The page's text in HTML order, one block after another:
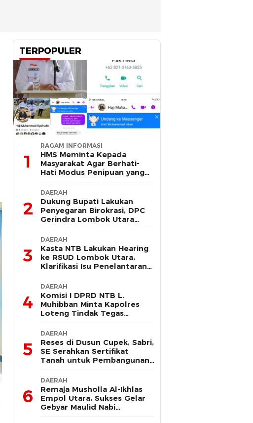
TERPOPULER
1
RAGAM INFORMASI
HMS Meminta Kepada
Masyarakat Agar Berhati-
Hati Modus Penipuan yang
Mengatasnamakan Dirinya
2
DAERAH
Dukung Bupati Lakukan
Penyegaran Birokrasi, DPC
Gerindra Lombok Utara
Sebut Tak Ada Pelanggaran
3
DAERAH
Kasta NTB Lakukan Hearing
ke RSUD Lombok Utara,
Klarifikasi Isu Penelantaran
Ibu Hamil
4
DAERAH
Komisi I DPRD NTB L.
Muhibban Minta Kapolres
Loteng Tindak Tegas
Premanisme DC PT. LNI
5
DAERAH
Reses di Dusun Cupek, Sabri,
SE Serahkan Sertifikat
Tanah untuk Pembangunan
Musholla
6
DAERAH
Remaja Musholla Al-Ikhlas
Empol Utara, Sukses Gelar
Gebyar Maulid Nabi
Muhammad Saw